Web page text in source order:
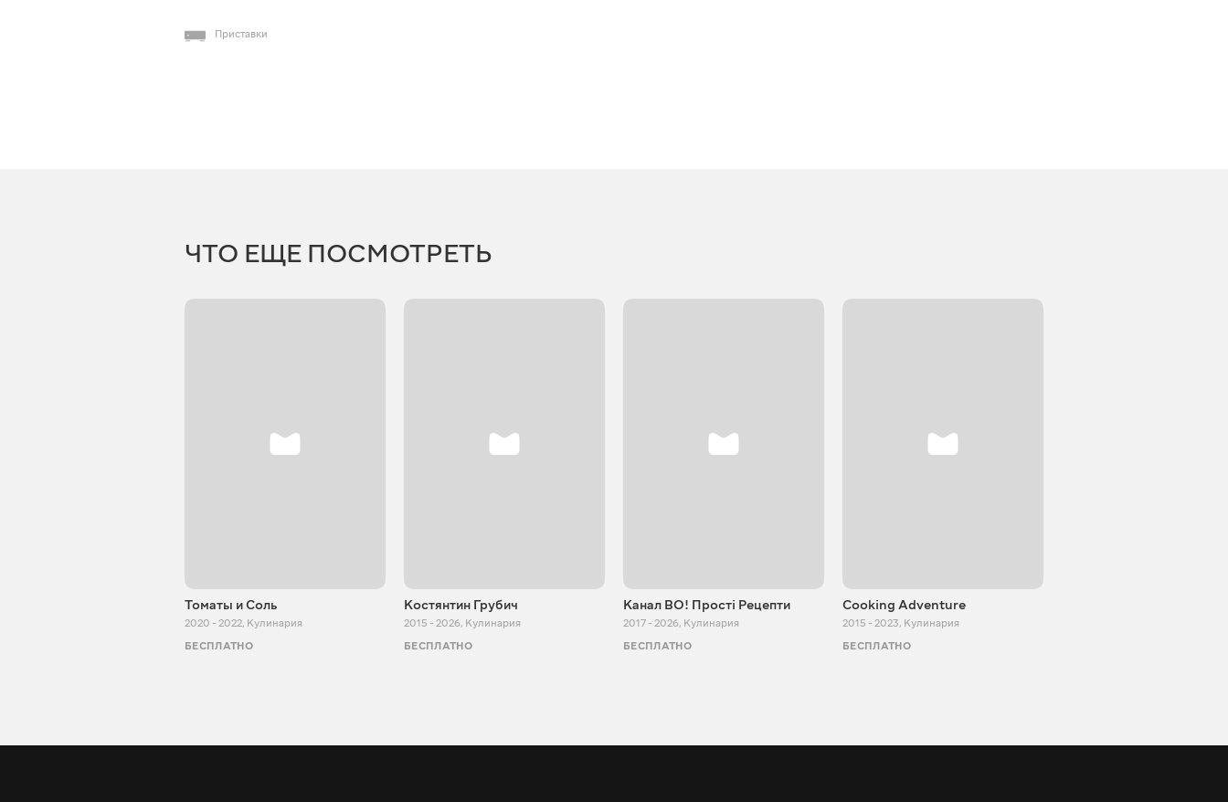
Приставки
ЧТО ЕЩЕ ПОСМОТРЕТЬ
Томаты и Соль
2020 - 2022, Кулинария
БЕСПЛАТНО
Костянтин Грубич
2015 - 2026, Кулинария
БЕСПЛАТНО
Канал ВО! Прості Рецепти
2017 - 2026, Кулинария
БЕСПЛАТНО
Cooking Adventure
2015 - 2023, Кулинария
БЕСПЛАТНО